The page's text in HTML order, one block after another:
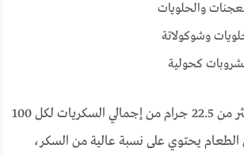
والحلويات
وشوكولاتة
كحولية
يعني أكثر من 22.5 جرام من إجمالي السكريات لكل 100
الطعام يحتوي على نسبة عالية من السكر،